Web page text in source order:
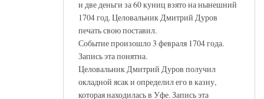
и две деньги за 60 куниц взято на нынешний
1704 год. Целовальник Дмитрий Дуров
печать свою поставил.
Событие произошло 3 февраля 1704 года.
Запись эта понятна.
Целовальник Дмитрий Дуров получил
окладной ясак и определил его в казну,
которая находилась в Уфе. Запись эта